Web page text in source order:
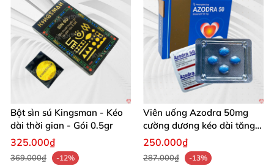
Bột sìn sú Kingsman - Kéo
dài thời gian - Gói 0.5gr
325.000₫
369.000₫
-12%
Viên uống Azodra 50mg
cường dương kéo dài tăng
sinh lý nam
250.000₫
287.000₫
-13%